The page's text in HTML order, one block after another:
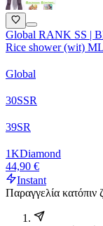
Global RANK SS |
Rice shower (wit)
Global
30SSR
39SR
1KDiamond
44,90 €
Instant
Παραγγελία κατόπιν